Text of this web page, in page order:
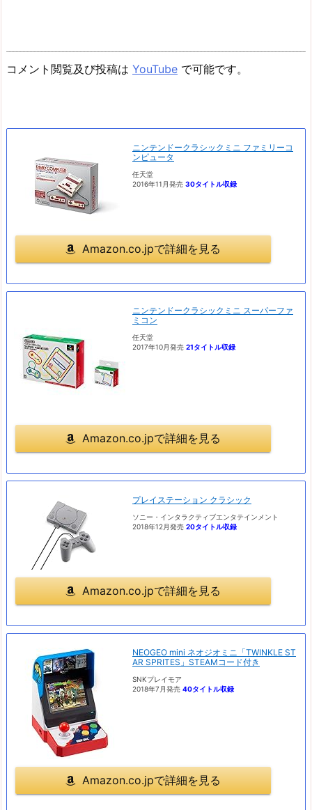
コメント閲覧及び投稿は YouTube で可能です。
ニンテンドークラシックミニ ファミリーコ
ンピュータ
任天堂
2016年11月発売 30タイトル収録
Amazon.co.jpで詳細を見る
ニンテンドークラシックミニ スーパーファ
ミコン
任天堂
2017年10月発売 21タイトル収録
Amazon.co.jpで詳細を見る
プレイステーション クラシック
ソニー・インタラクティブエンタテインメント
2018年12月発売 20タイトル収録
Amazon.co.jpで詳細を見る
NEOGEO mini ネオジオミニ「TWINKLE ST
AR SPRITES」STEAMコード付き
SNKプレイモア
2018年7月発売 40タイトル収録
Amazon.co.jpで詳細を見る